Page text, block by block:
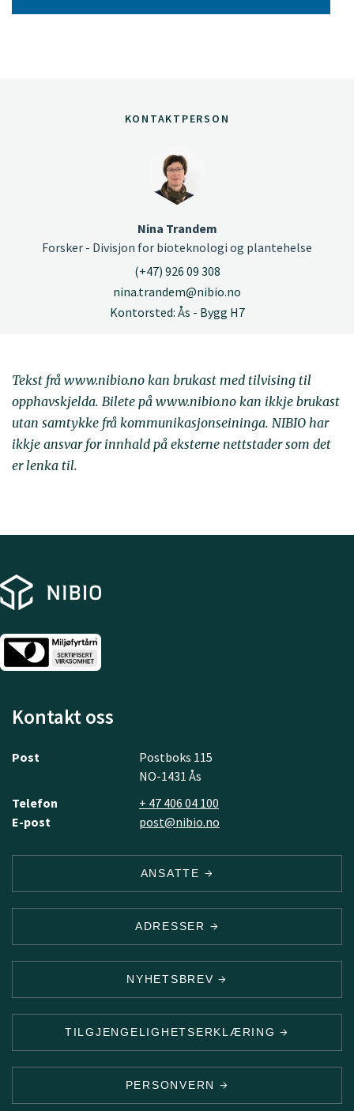
KONTAKTPERSON
Nina Trandem
Forsker - Divisjon for bioteknologi og plantehelse
(+47) 926 09 308
nina.trandem@nibio.no
Kontorsted: Ås - Bygg H7
Tekst frå www.nibio.no kan brukast med tilvising til
opphavskjelda. Bilete på www.nibio.no kan ikkje brukast
utan samtykke frå kommunikasjonseininga. NIBIO har
ikkje ansvar for innhald på eksterne nettstader som det
er lenka til.
Kontakt oss
Post
Postboks 115
NO-1431 Ås
Telefon
+ 47 406 04 100
E-post
post@nibio.no
ANSATTE
ADRESSER
NYHETSBREV
TILGJENGELIGHETSERKLÆRING
PERSONVERN